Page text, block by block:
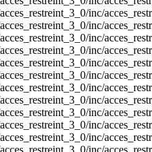
inc/
inc/
inc/
inc/
inc/
inc/
inc/
inc/
inc/
inc/
inc/